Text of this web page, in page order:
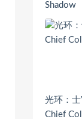
Shadow
光环：
Chief